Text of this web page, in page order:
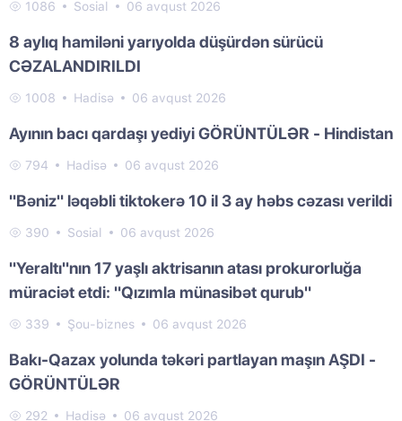
1086 Sosial 06 avqust 2026
8 aylıq hamiləni yarıyolda düşürdən sürücü
CƏZALANDIRILDI
1008 Hadisə 06 avqust 2026
Ayının bacı qardaşı yediyi GÖRÜNTÜLƏR - Hindistan
794 Hadisə 06 avqust 2026
"Bəniz" ləqəbli tiktokerə 10 il 3 ay həbs cəzası verildi
390 Sosial 06 avqust 2026
"Yeraltı"nın 17 yaşlı aktrisanın atası prokurorluğa
müraciət etdi: "Qızımla münasibət qurub"
339 Şou-biznes 06 avqust 2026
Bakı-Qazax yolunda təkəri partlayan maşın AŞDI -
GÖRÜNTÜLƏR
292 Hadisə 06 avqust 2026